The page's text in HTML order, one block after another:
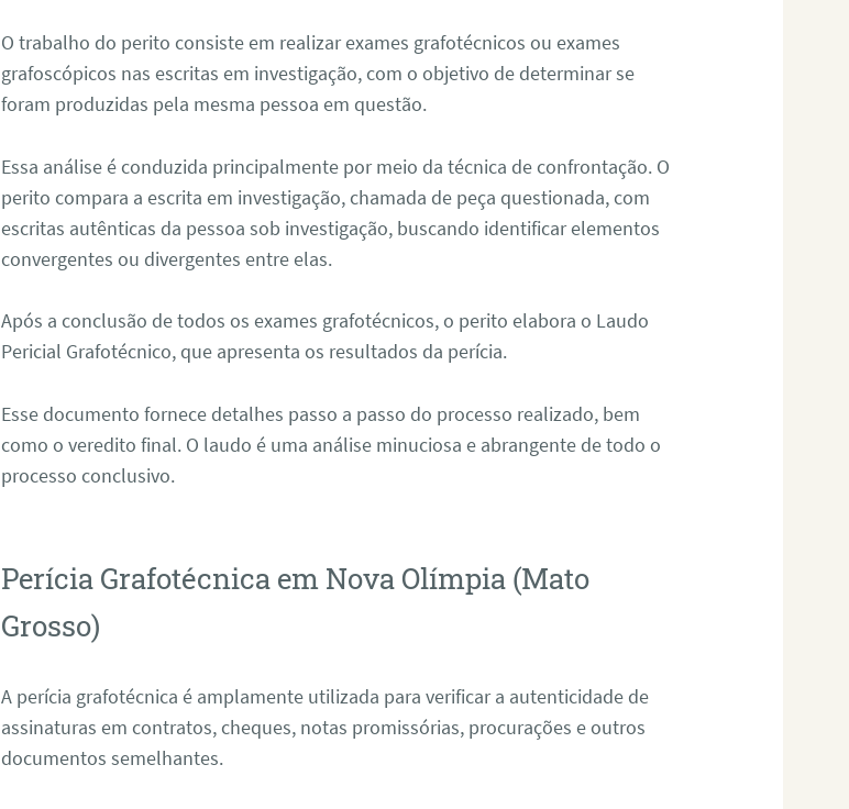
O trabalho do perito consiste em realizar exames grafotécnicos ou exames
grafoscópicos nas escritas em investigação, com o objetivo de determinar se
foram produzidas pela mesma pessoa em questão.
Essa análise é conduzida principalmente por meio da técnica de confrontação. O
perito compara a escrita em investigação, chamada de peça questionada, com
escritas autênticas da pessoa sob investigação, buscando identificar elementos
convergentes ou divergentes entre elas.
Após a conclusão de todos os exames grafotécnicos, o perito elabora o Laudo
Pericial Grafotécnico, que apresenta os resultados da perícia.
Esse documento fornece detalhes passo a passo do processo realizado, bem
como o veredito final. O laudo é uma análise minuciosa e abrangente de todo o
processo conclusivo.
Perícia Grafotécnica em Nova Olímpia (Mato
Grosso)
A perícia grafotécnica é amplamente utilizada para verificar a autenticidade de
assinaturas em contratos, cheques, notas promissórias, procurações e outros
documentos semelhantes.